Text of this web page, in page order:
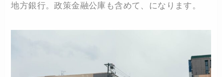
地方銀行。政策金融公庫も含めて、になります。